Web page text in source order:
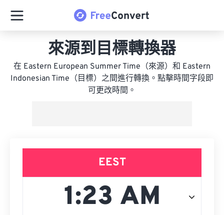
來源到目標轉換器
在 Eastern European Summer Time（來源）和 Eastern
Indonesian Time（目標）之間進行轉換。點擊時間字段即
可更改時間。
EEST